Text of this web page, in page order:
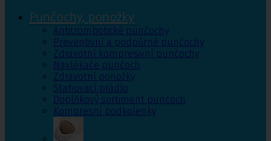
Punčochy, ponožky
Antitrombotické punčochy
Preventivní a podpůrné punčochy
Zdravotní kompresivní punčochy
Navlékače punčoch
Zdravotní ponožky
Stahovací prádlo
Doplňkový sortiment punčoch
Kompresní podkolenky